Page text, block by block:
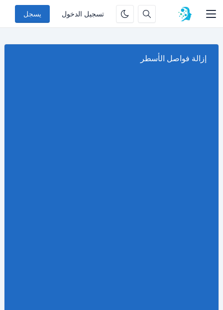
تسجيل الدخول يسجل
إزالة فواصل الأسطر